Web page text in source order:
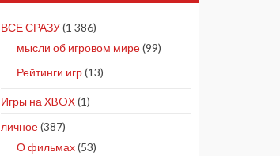
ВСЕ СРАЗУ(1 386)
мысли об игровом мире(99)
Рейтинги игр(13)
Игры на XBOX(1)
личное(387)
О фильмах(53)